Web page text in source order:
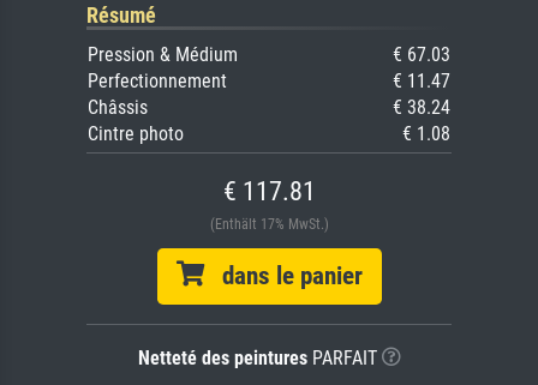
Résumé
Pression & Médium
€ 67.03
Perfectionnement
€ 11.47
Châssis
€ 38.24
Cintre photo
€ 1.08
€ 117.81
(Enthält 17% MwSt.)
dans le panier
Netteté des peinturesPARFAIT